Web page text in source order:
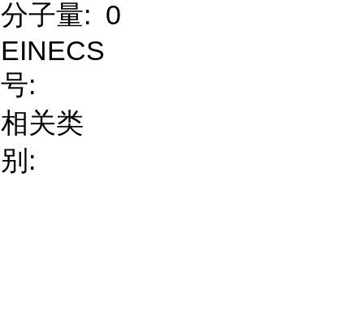
分子量: 0
EINECS
号:
相关类
别: